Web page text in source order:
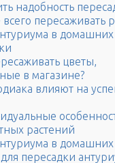
надобность
пересаживать
в домашних
цветы,
в магазине?
влияют на
растений
в домашних
пересадки